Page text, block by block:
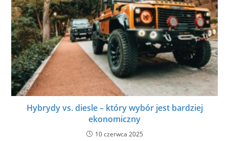
Hybrydy vs. diesle – który wybór jest bardziej
ekonomiczny
10 czerwca 2025